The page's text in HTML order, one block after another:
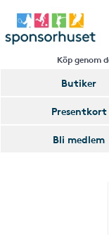
Köp genom
Butiker
Presentkort
Bli medlem